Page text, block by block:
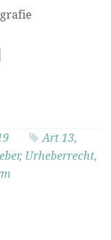
Art 13,
, Urheberrecht,